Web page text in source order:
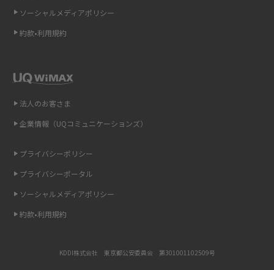
リプライ機能とは？LINE、X（旧Twitter）、Instagram、TikTokで送る方法
インスタのDMの送り方は？便利機能の使い方や注意点をわかりやすく解説
Bluetooth®とは？Wi-Fiとの違いやスマホ・PCとの接続方法を解説
紹介
方法を詳しく解説
ソーシャルメディアポリシー
約款•利用規約
法人のお客さま
企業情報（UQコミュニケーションズ）
プライバシーポリシー
プライバシーポータル
ソーシャルメディアポリシー
約款•利用規約
KDDI株式会社 東京都公安委員会 第301001102509号